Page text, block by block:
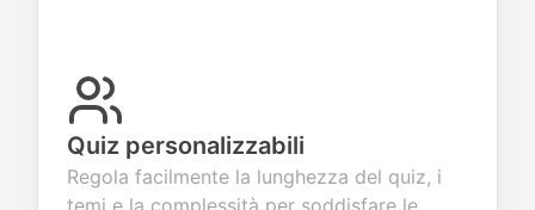
Quiz personalizzabili
Regola facilmente la lunghezza del quiz, i
temi e la complessità per soddisfare le